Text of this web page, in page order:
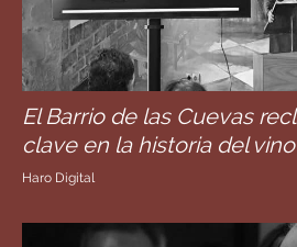
El Barrio de las Cuevas
clave en la historia del
Haro Digital